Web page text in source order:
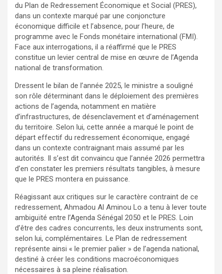
du Plan de Redressement Économique et Social (PRES),
dans un contexte marqué par une conjoncture
économique difficile et l’absence, pour l’heure, de
programme avec le Fonds monétaire international (FMI).
Face aux interrogations, il a réaffirmé que le PRES
constitue un levier central de mise en œuvre de l’Agenda
national de transformation.
Dressent le bilan de l’année 2025, le ministre a souligné
son rôle déterminant dans le déploiement des premières
actions de l’agenda, notamment en matière
d’infrastructures, de désenclavement et d’aménagement
du territoire. Selon lui, cette année a marqué le point de
départ effectif du redressement économique, engagé
dans un contexte contraignant mais assumé par les
autorités. Il s’est dit convaincu que l’année 2026 permettra
d’en constater les premiers résultats tangibles, à mesure
que le PRES montera en puissance.
Réagissant aux critiques sur le caractère contraint de ce
redressement, Ahmadou Al Aminou Lo a tenu à lever toute
ambiguïté entre l’Agenda Sénégal 2050 et le PRES. Loin
d’être des cadres concurrents, les deux instruments sont,
selon lui, complémentaires. Le Plan de redressement
représente ainsi « le premier palier » de l’agenda national,
destiné à créer les conditions macroéconomiques
nécessaires à sa pleine réalisation.